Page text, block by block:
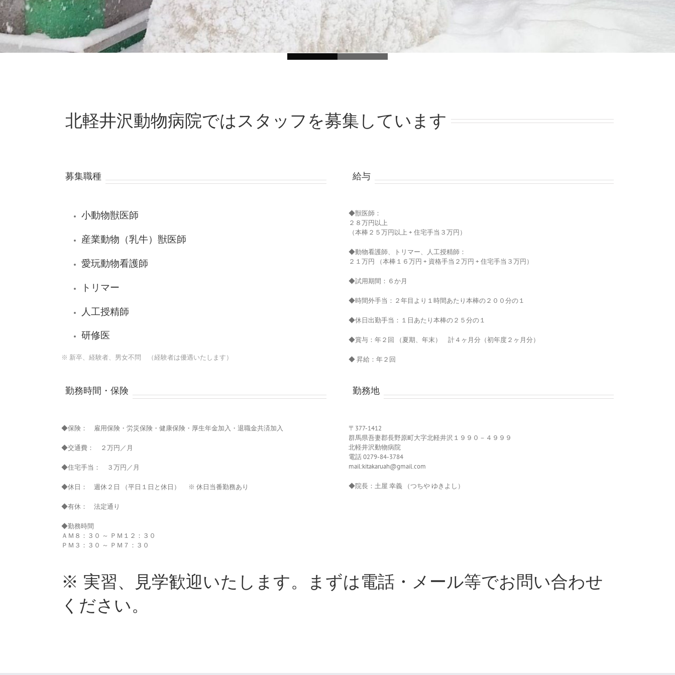
北軽井沢動物病院ではスタッフを募集しています
募集職種
小動物獣医師
産業動物（乳牛）獣医師
愛玩動物看護師
トリマー
人工授精師
研修医
※ 新卒、経験者、男女不問 （経験者は優遇いたします）
給与
◆獣医師：
２８万円以上
（本棒２５万円以上 + 住宅手当３万円）
◆動物看護師、トリマー、人工授精師：
２１万円 （本棒１６万円 + 資格手当２万円 + 住宅手当３万円）
◆試用期間：６か月
◆時間外手当：２年目より１時間あたり本棒の２００分の１
◆休日出勤手当：１日あたり本棒の２５分の１
◆賞与：年２回 （夏期、年末） 計４ヶ月分（初年度２ヶ月分）
◆ 昇給：年２回
勤務時間・保険
◆保険： 雇用保険・労災保険・健康保険・厚生年金加入・退職金共済加入
◆交通費： ２万円／月
◆住宅手当： ３万円／月
◆休日： 週休２日 （平日１日と休日） ※ 休日当番勤務あり
◆有休： 法定通り
◆勤務時間
ＡＭ８：３０ ～ ＰＭ１２：３０
ＰＭ３：３０ ～ ＰＭ７：３０
勤務地
〒377-1412
群馬県吾妻郡長野原町大字北軽井沢１９９０－４９９９
北軽井沢動物病院
電話 0279-84-3784
mail:kitakaruah@gmail.com
◆院長：土屋 幸義 （つちや ゆきよし）
※ 実習、見学歓迎いたします。まずは電話・メール等でお問い合わせ
ください。